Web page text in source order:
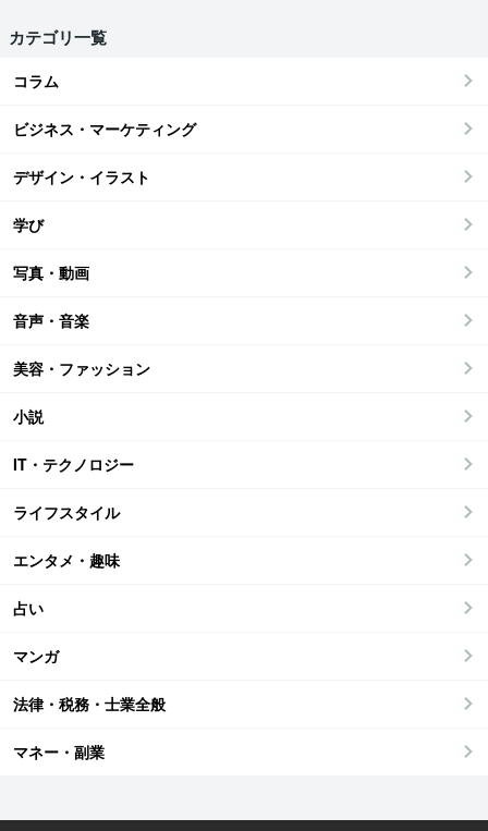
カテゴリ一覧
コラム
ビジネス・マーケティング
デザイン・イラスト
学び
写真・動画
音声・音楽
美容・ファッション
小説
IT・テクノロジー
ライフスタイル
エンタメ・趣味
占い
マンガ
法律・税務・士業全般
マネー・副業